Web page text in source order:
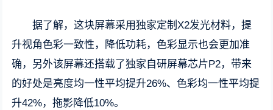
据了解，这块屏幕采用独家定制X2发光材料，提
升视角色彩一致性，降低功耗，色彩显示也会更加准
确，另外该屏幕还搭载了独家自研屏幕芯片P2，带来
的好处是亮度均一性平均提升26%、色彩均一性平均提
升42%，拖影降低10%。